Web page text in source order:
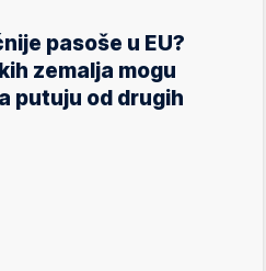
pasoše u EU?
zemalja mogu
putuju od drugih